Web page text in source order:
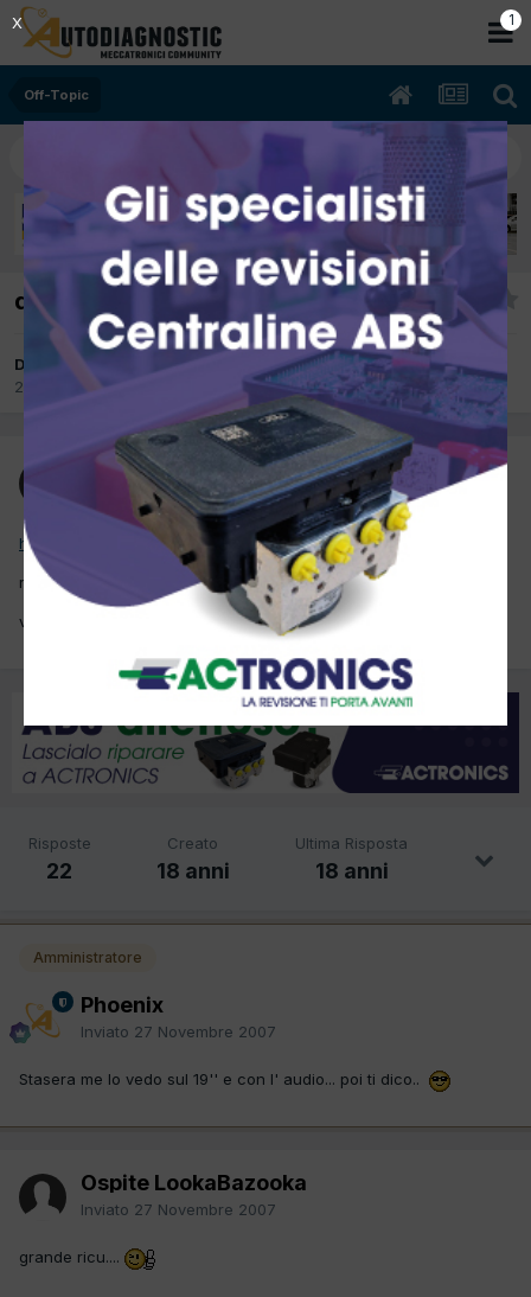
Off-Topic
questo l'ho fatto io
Da Ospite LookaBazooka
27 Novembre 2007
Off-Topic
Ospite LookaBazooka
Inviato 27 Novembre 2007
http://it.qoob.tv/video/clip_view.asp?id=7666
registratevi e fate dei commenti entusiastici.
votate 5 mi raccomando....
Risposte
22
Creato
18 anni
Ultima Risposta
18 anni
Amministratore
Phoenix
Inviato 27 Novembre 2007
Stasera me lo vedo sul 19'' e con l' audio... poi ti dico..
Ospite LookaBazooka
Inviato 27 Novembre 2007
grande ricu....